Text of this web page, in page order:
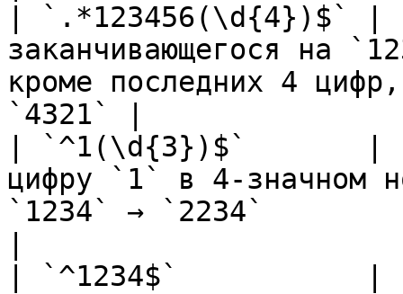
| `.*123456(\d{4})$` |
заканчивающегося на
кроме последних 4
`4321` |
| `^1(\d{3})$`       |
цифру `1` в 4-значном
`1234` → `2234`
| `^1234$`           |